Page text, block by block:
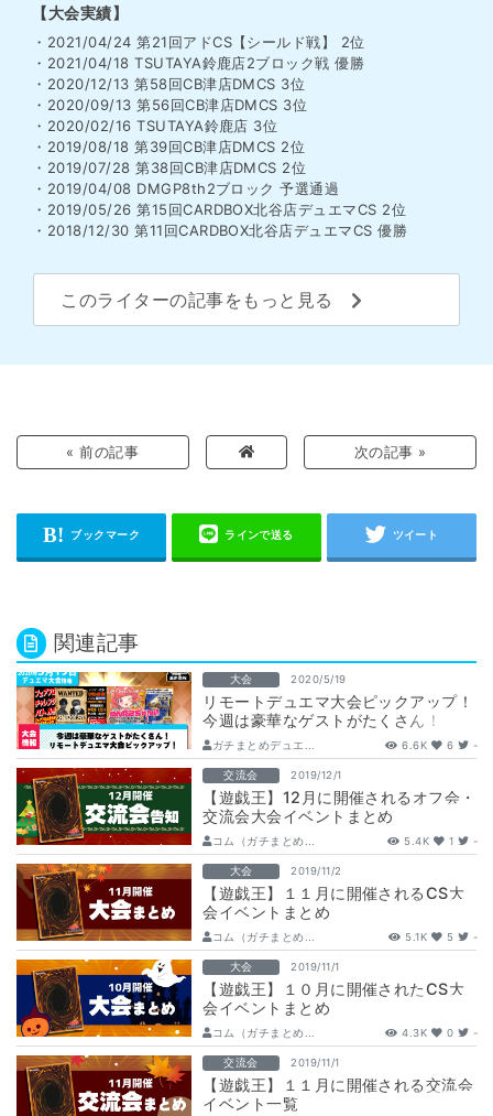
【大会実績】
・2021/04/24 第21回アドCS【シールド戦】 2位
・2021/04/18 TSUTAYA鈴鹿店2ブロック戦 優勝
・2020/12/13 第58回CB津店DMCS 3位
・2020/09/13 第56回CB津店DMCS 3位
・2020/02/16 TSUTAYA鈴鹿店 3位
・2019/08/18 第39回CB津店DMCS 2位
・2019/07/28 第38回CB津店DMCS 2位
・2019/04/08 DMGP8th2ブロック 予選通過
・2019/05/26 第15回CARDBOX北谷店デュエマCS 2位
・2018/12/30 第11回CARDBOX北谷店デュエマCS 優勝
このライターの記事をもっと見る
« 前の記事 次の記事 »
関連記事
大会 2020/5/19
リモートデュエマ大会ピックアップ！
今週は豪華なゲストがたくさん！
ガチまとめデュエ... 6.6K 6 -
交流会 2019/12/1
【遊戯王】12月に開催されるオフ会・
交流会大会イベントまとめ
コム（ガチまとめ... 5.4K 1 -
大会 2019/11/2
【遊戯王】１１月に開催されるCS大
会イベントまとめ
コム（ガチまとめ... 5.1K 5 -
大会 2019/11/1
【遊戯王】１０月に開催されたCS大
会イベントまとめ
コム（ガチまとめ... 4.3K 0 -
交流会 2019/11/1
【遊戯王】１１月に開催される交流会
イベント一覧